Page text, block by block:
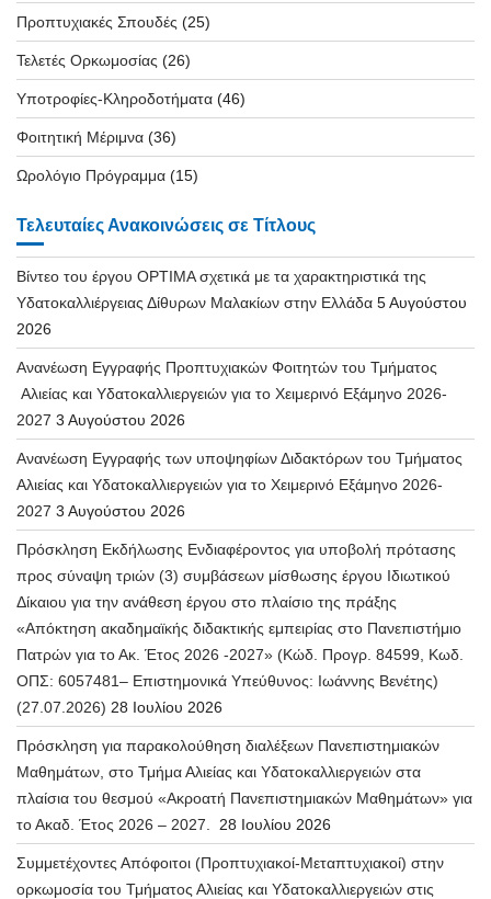
Προπτυχιακές Σπουδές (25)
Τελετές Ορκωμοσίας (26)
Υποτροφίες-Κληροδοτήματα (46)
Φοιτητική Μέριμνα (36)
Ωρολόγιο Πρόγραμμα (15)
Τελευταίες Ανακοινώσεις σε Τίτλους
Βίντεο του έργου OPTIMA σχετικά με τα χαρακτηριστικά της
Υδατοκαλλιέργειας Δίθυρων Μαλακίων στην Ελλάδα 5 Αυγούστου
2026
Ανανέωση Εγγραφής Προπτυχιακών Φοιτητών του Τμήματος
Αλιείας και Υδατοκαλλιεργειών για το Χειμερινό Εξάμηνο 2026-
2027 3 Αυγούστου 2026
Ανανέωση Εγγραφής των υποψηφίων Διδακτόρων του Τμήματος
Αλιείας και Υδατοκαλλιεργειών για το Χειμερινό Εξάμηνο 2026-
2027 3 Αυγούστου 2026
Πρόσκληση Εκδήλωσης Ενδιαφέροντος για υποβολή πρότασης
προς σύναψη τριών (3) συμβάσεων μίσθωσης έργου Ιδιωτικού
Δίκαιου για την ανάθεση έργου στο πλαίσιο της πράξης
«Απόκτηση ακαδημαϊκής διδακτικής εμπειρίας στο Πανεπιστήμιο
Πατρών για το Ακ. Έτος 2026 -2027» (Κώδ. Προγρ. 84599, Κωδ.
ΟΠΣ: 6057481– Επιστημονικά Υπεύθυνος: Ιωάννης Βενέτης)
(27.07.2026) 28 Ιουλίου 2026
Πρόσκληση για παρακολούθηση διαλέξεων Πανεπιστημιακών
Μαθημάτων, στο Τμήμα Αλιείας και Υδατοκαλλιεργειών στα
πλαίσια του θεσμού «Ακροατή Πανεπιστημιακών Μαθημάτων» για
το Ακαδ. Έτος 2026 – 2027.
28 Ιουλίου 2026
Συμμετέχοντες Απόφοιτοι (Προπτυχιακοί-Μεταπτυχιακοί) στην
ορκωμοσία του Τμήματος Αλιείας και Υδατοκαλλιεργειών στις